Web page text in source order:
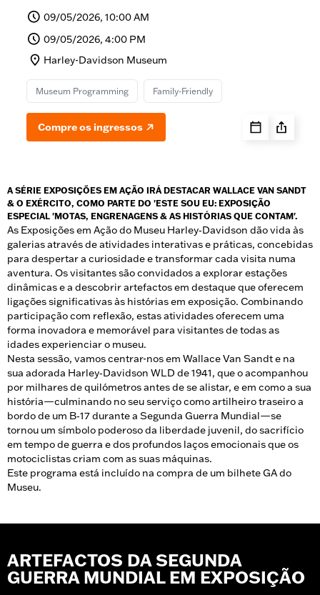
09/05/2026, 10:00 AM
09/05/2026, 4:00 PM
Harley-Davidson Museum
Museum Programming Family-Friendly
Compre os ingressos
A SÉRIE EXPOSIÇÕES EM AÇÃO IRÁ DESTACAR WALLACE VAN SANDT
& O EXÉRCITO, COMO PARTE DO 'ESTE SOU EU: EXPOSIÇÃO
ESPECIAL 'MOTAS, ENGRENAGENS & AS HISTÓRIAS QUE CONTAM'.
As Exposições em Ação do Museu Harley‑Davidson dão vida às
galerias através de atividades interativas e práticas, concebidas
para despertar a curiosidade e transformar cada visita numa
aventura. Os visitantes são convidados a explorar estações
dinâmicas e a descobrir artefactos em destaque que oferecem
ligações significativas às histórias em exposição. Combinando
participação com reflexão, estas atividades oferecem uma
forma inovadora e memorável para visitantes de todas as
idades experienciar o museu.
Nesta sessão, vamos centrar-nos em Wallace Van Sandt e na
sua adorada Harley‑Davidson WLD de 1941, que o acompanhou
por milhares de quilómetros antes de se alistar, e em como a sua
história—culminando no seu serviço como artilheiro traseiro a
bordo de um B‑17 durante a Segunda Guerra Mundial—se
tornou um símbolo poderoso da liberdade juvenil, do sacrifício
em tempo de guerra e dos profundos laços emocionais que os
motociclistas criam com as suas máquinas.
Este programa está incluído na compra de um bilhete GA do
Museu.
ARTEFACTOS DA SEGUNDA
GUERRA MUNDIAL EM EXPOSIÇÃO